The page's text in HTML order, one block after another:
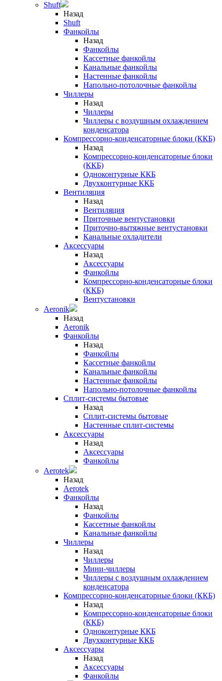
Shuft
Назад
Shuft
Фанкойлы
Назад
Фанкойлы
Кассетные фанкойлы
Канальные фанкойлы
Настенные фанкойлы
Напольно-потолочные фанкойлы
Чиллеры
Назад
Чиллеры
Чиллеры с воздушным охлаждением
конденсатора
Компрессорно-конденсаторные блоки (ККБ)
Назад
Компрессорно-конденсаторные блоки
(ККБ)
Одноконтурные ККБ
Двухконтурные ККБ
Вентиляция
Назад
Вентиляция
Приточные вентустановки
Приточно-вытяжные вентустановки
Канальные охладители
Аксессуары
Назад
Аксессуары
Фанкойлы
Компрессорно-конденсаторные блоки
(ККБ)
Вентустановки
Aeronik
Назад
Aeronik
Фанкойлы
Назад
Фанкойлы
Кассетные фанкойлы
Канальные фанкойлы
Настенные фанкойлы
Напольно-потолочные фанкойлы
Сплит-системы бытовые
Назад
Сплит-системы бытовые
Настенные сплит-системы
Аксессуары
Назад
Аксессуары
Фанкойлы
Aerotek
Назад
Aerotek
Фанкойлы
Назад
Фанкойлы
Кассетные фанкойлы
Канальные фанкойлы
Чиллеры
Назад
Чиллеры
Мини-чиллеры
Чиллеры с воздушным охлаждением
конденсатора
Компрессорно-конденсаторные блоки (ККБ)
Назад
Компрессорно-конденсаторные блоки
(ККБ)
Одноконтурные ККБ
Двухконтурные ККБ
Аксессуары
Назад
Аксессуары
Фанкойлы